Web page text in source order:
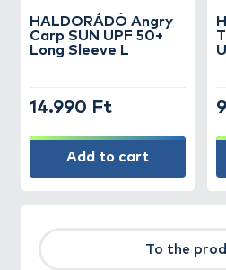
HALDORÁDÓ Angry
Carp SUN UPF 50+
Long Sleeve L
14.990 Ft
Add to cart
To the